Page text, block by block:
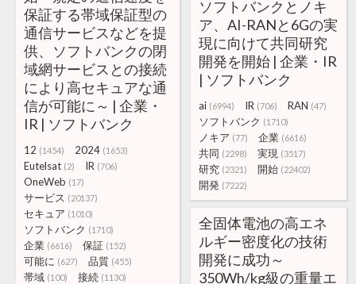
保証する帯域保証型の
通信サービスなどを提
供、ソフトバンクの閉
域網サービスとの接続
により高セキュアな通
信が可能に～ | 企業・
IR | ソフトバンク
12 (1454) 2024 (1653)
Eutelsat (2) IR (706)
OneWeb (17)
サービス (20137)
セキュア (1010)
ソフトバンク (1710)
企業 (6616) 保証 (152)
可能に (627) 品質 (455)
帯域 (100) 接続 (1130)
ソフトバンクとノキ
ア、AI-RANと6Gの実
現に向けて共同研究
開発を開始 | 企業・IR
| ソフトバンク
ai (6994) IR (706) RAN (47)
ソフトバンク (1710)
ノキア (77) 企業 (6616)
共同 (2298) 実現 (3517)
研究 (2321) 開始 (22402)
開発 (7222)
全固体電池の高エネ
ルギー密度化の技術
開発に成功～
350Wh/kg級の重量エ